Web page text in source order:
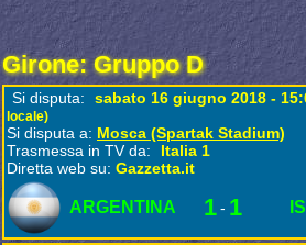
Girone: Gruppo D
Si disputa: sabato 16 giugno 2018 -
locale)
Si disputa a: Mosca (Spartak Stadium)
Trasmessa in TV da:
Italia 1
Diretta web su: Gazzetta.it
ARGENTINA 1- 1